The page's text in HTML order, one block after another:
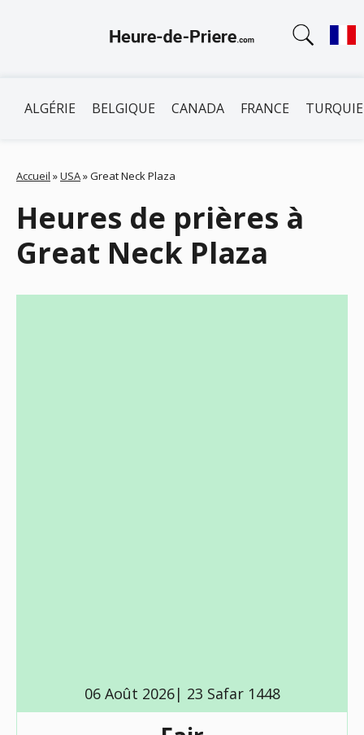
ALGÉRIE BELGIQUE CANADA FRANCE TURQUIE
Accueil »USA»Great Neck Plaza
Heures de prières à
Great Neck Plaza
06 Août 2026| 23 Safar 1448